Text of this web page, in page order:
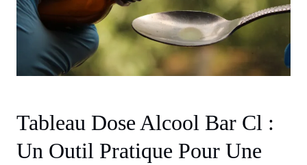
Tableau Dose Alcool Bar Cl :
Un Outil Pratique Pour Une